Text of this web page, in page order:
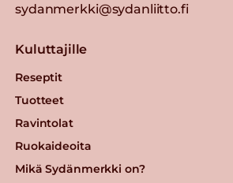
sydanmerkki@sydanliitto.fi
Kuluttajille
Reseptit
Tuotteet
Ravintolat
Ruokaideoita
Mikä Sydänmerkki on?